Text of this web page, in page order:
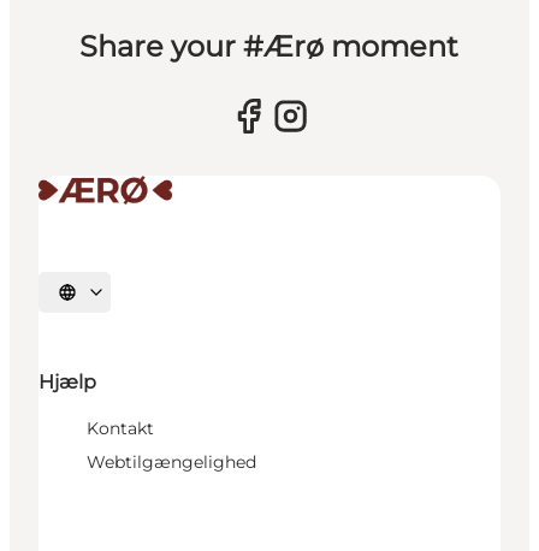
Share your #Ærø moment
Vælg sprog
Hjælp
Kontakt
Webtilgængelighed